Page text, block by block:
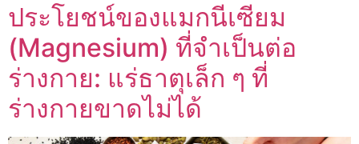
ประโยชน์ของแมกนีเซียม
(Magnesium) ที่จำเป็นต่อ
ร่างกาย: แร่ธาตุเล็ก ๆ ที่
ร่างกายขาดไม่ได้